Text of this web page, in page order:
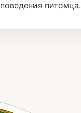
питомца.